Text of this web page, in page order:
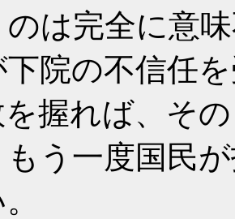
は完全に意
院の不信任
握れば、そ
う一度国民